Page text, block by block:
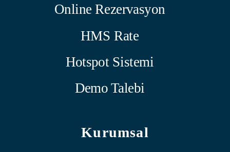
Online Rezervasyon
HMS Rate
Hotspot Sistemi
Demo Talebi
Kurumsal